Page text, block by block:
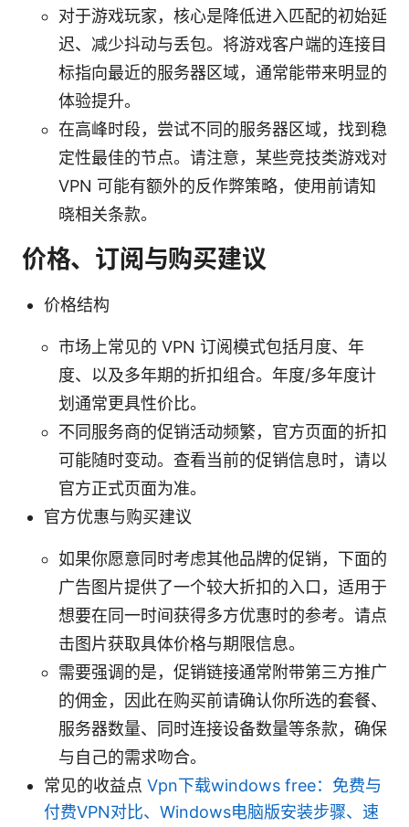
对于游戏玩家，核心是降低进入匹配的初始延
迟、减少抖动与丢包。将游戏客户端的连接目
标指向最近的服务器区域，通常能带来明显的
体验提升。
在高峰时段，尝试不同的服务器区域，找到稳
定性最佳的节点。请注意，某些竞技类游戏对
VPN 可能有额外的反作弊策略，使用前请知
晓相关条款。
价格、订阅与购买建议
价格结构
市场上常见的 VPN 订阅模式包括月度、年
度、以及多年期的折扣组合。年度/多年度计
划通常更具性价比。
不同服务商的促销活动频繁，官方页面的折扣
可能随时变动。查看当前的促销信息时，请以
官方正式页面为准。
官方优惠与购买建议
如果你愿意同时考虑其他品牌的促销，下面的
广告图片提供了一个较大折扣的入口，适用于
想要在同一时间获得多方优惠时的参考。请点
击图片获取具体价格与期限信息。
需要强调的是，促销链接通常附带第三方推广
的佣金，因此在购买前请确认你所选的套餐、
服务器数量、同时连接设备数量等条款，确保
与自己的需求吻合。
常见的收益点 Vpn下载windows free：免费与
付费VPN对比、Windows电脑版安装步骤、速